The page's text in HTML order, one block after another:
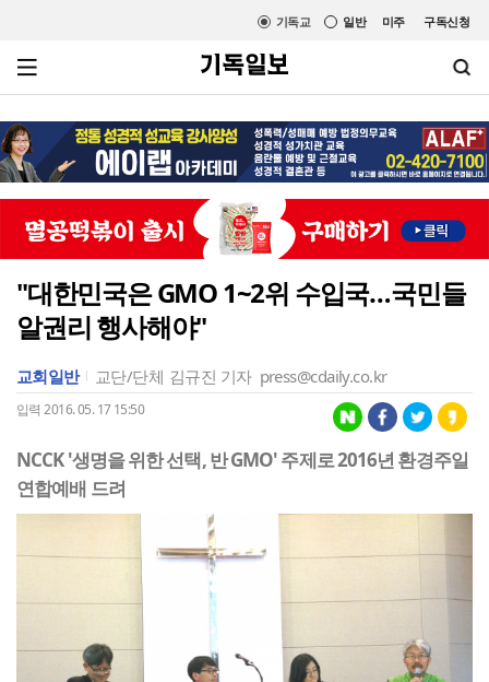
미주 구독신청
일반
기독교
"대한민국은 GMO 1~2위 수입국…국민들
알권리 행사해야"
교회일반 교단/단체 김규진 기자 press@cdaily.co.kr
입력 2016. 05. 17 15:50
NCCK '생명을 위한 선택, 반 GMO' 주제로 2016년 환경주일
연합예배 드려